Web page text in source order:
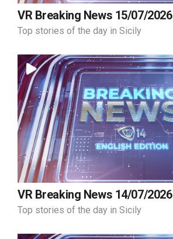
VR Breaking News 15/07/2026
Top stories of the day in Sicily
VR Breaking News 14/07/2026
Top stories of the day in Sicily